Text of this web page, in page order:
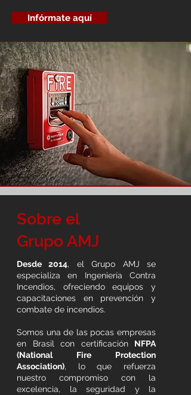
Infórmate aquí
Sobre el
Grupo AMJ
Desde 2014, el Grupo AMJ se
especializa en Ingeniería Contra
Incendios, ofreciendo equipos y
capacitaciones en prevención y
combate de incendios.
Somos una de las pocas empresas
en Brasil con certificación NFPA
(National Fire Protection
Association), lo que refuerza
nuestro compromiso con la
excelencia, la seguridad y la